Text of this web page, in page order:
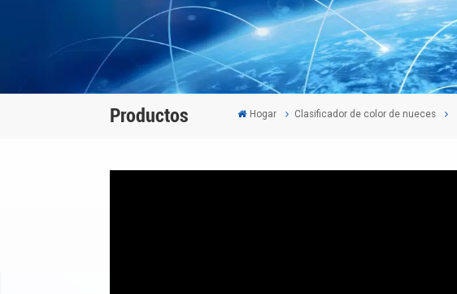
Productos Hogar Clasificador de color de nueces